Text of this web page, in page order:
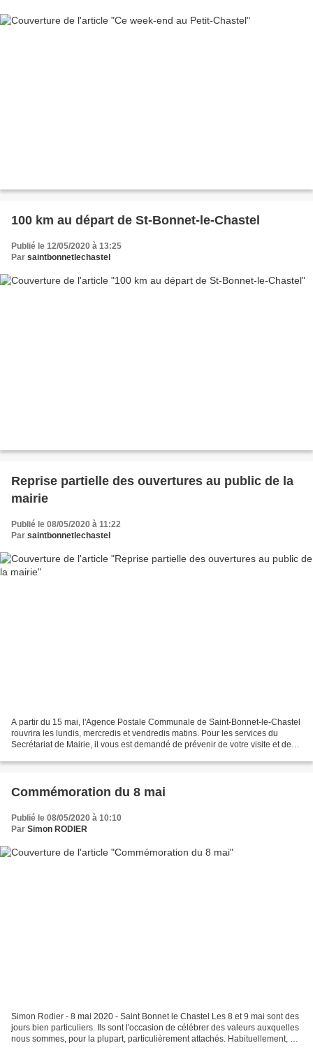
100 km au départ de St-Bonnet-le-Chastel
Publié le 12/05/2020 à 13:25
Par saintbonnetlechastel
Reprise partielle des ouvertures au public de la
mairie
Publié le 08/05/2020 à 11:22
Par saintbonnetlechastel
A partir du 15 mai, l'Agence Postale Communale de Saint-Bonnet-le-Chastel
rouvrira les lundis, mercredis et vendredis matins. Pour les services du
Secrétariat de Mairie, il vous est demandé de prévenir de votre visite et de
Commémoration du 8 mai
Publié le 08/05/2020 à 10:10
Par Simon RODIER
Simon Rodier - 8 mai 2020 - Saint Bonnet le Chastel Les 8 et 9 mai sont des
jours bien particuliers. Ils sont l'occasion de célébrer des valeurs auxquelles
nous sommes, pour la plupart, particulièrement attachés. Habituellement, au